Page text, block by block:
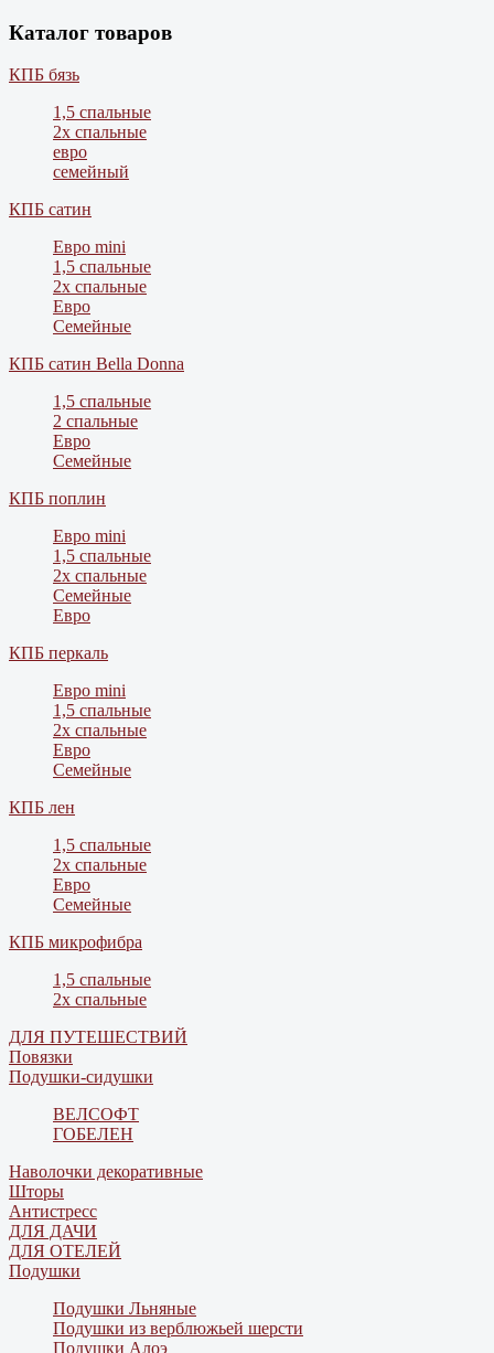
Каталог товаров
КПБ бязь
1,5 спальные
2х спальные
евро
семейный
КПБ сатин
Евро mini
1,5 спальные
2х спальные
Евро
Семейные
КПБ сатин Bella Donna
1,5 спальные
2 спальные
Евро
Семейные
КПБ поплин
Евро mini
1,5 спальные
2х спальные
Семейные
Евро
КПБ перкаль
Евро mini
1,5 спальные
2х спальные
Евро
Семейные
КПБ лен
1,5 спальные
2х спальные
Евро
Семейные
КПБ микрофибра
1,5 спальные
2х спальные
ДЛЯ ПУТЕШЕСТВИЙ
Повязки
Подушки-сидушки
ВЕЛСОФТ
ГОБЕЛЕН
Наволочки декоративные
Шторы
Антистресс
ДЛЯ ДАЧИ
ДЛЯ ОТЕЛЕЙ
Подушки
Подушки Льняные
Подушки из верблюжьей шерсти
Подушки Алоэ